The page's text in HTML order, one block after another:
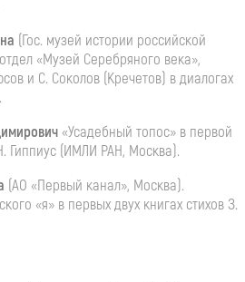
(Гос. музей истории российской
«Музей Серебряного века»,
и С. Соколов (Кречетов) в диалогах
«Усадебный топос» в первой
Гиппиус (ИМЛИ РАН, Москва).
(АО «Первый канал», Москва).
«я» в первых двух книгах стихов З.